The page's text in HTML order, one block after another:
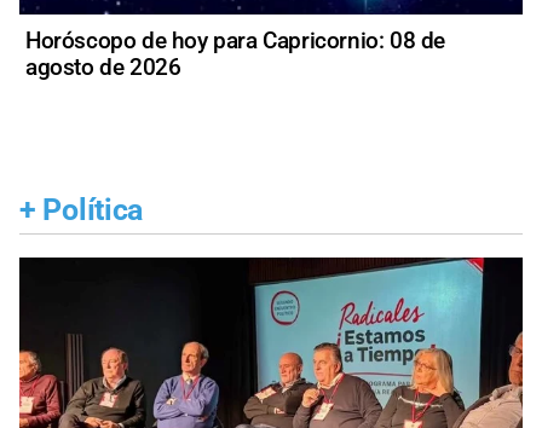
Horóscopo de hoy para Capricornio: 08 de
agosto de 2026
+ Política